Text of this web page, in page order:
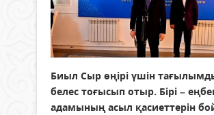
Биыл Сыр өңірі үшін
белес тоғысып отыр. Бірі –
адамының асыл қасиеттерін